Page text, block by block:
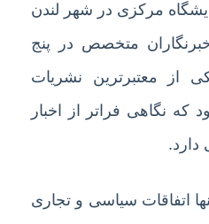
مرکزی در شهر لندن
متخصص در پنج
از معتبرترین نشریات
که نگاهی فراتر از اخبار
دارد.
اتفاقات سیاسی و تجاری